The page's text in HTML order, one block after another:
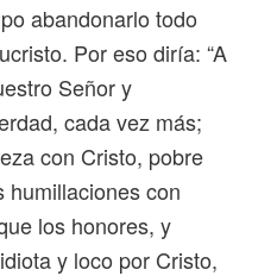
abandonarlo todo
Por eso diría: “A
Señor y
cada vez más;
con Cristo, pobre
humillaciones con
los honores, y
y loco por Cristo,